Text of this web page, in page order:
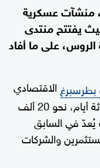
منشآت عسكرية
يفتتح منتدى
على ما أفاد
الاقتصادي
الدولي السنوي الذي تستمر فعالياته ثلاثة أيام، نحو 20 ألف
يُعدّ في السابق
والشركات